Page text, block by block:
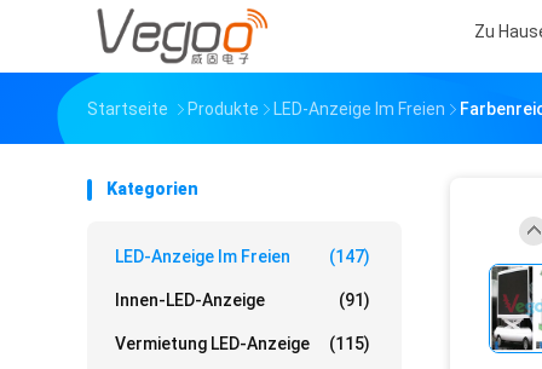
Zu
Startseite Produkte LED-Anzeige Im Freien
Kategorien
LED-Anzeige Im Freien (147)
Innen-LED-Anzeige (91)
Vermietung LED-Anzeige (115)